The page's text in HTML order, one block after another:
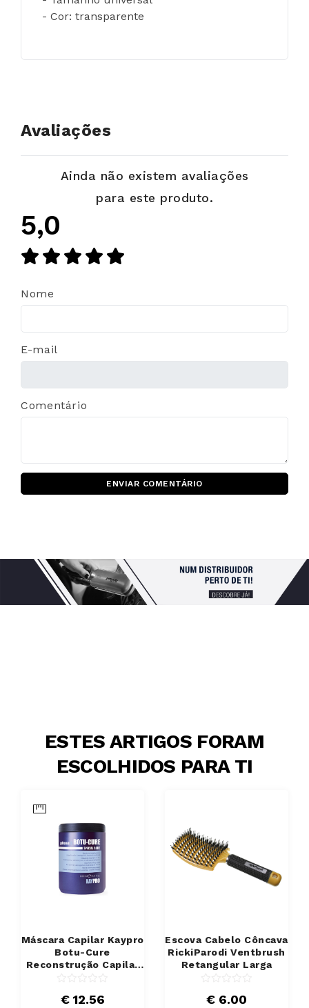
- Cor: transparente
Avaliações
Ainda não existem avaliações
para este produto.
5,0
Nome
E-mail
Comentário
ENVIAR COMENTÁRIO
ESTES ARTIGOS FORAM
ESCOLHIDOS PARA TI
Máscara Capilar Kaypro
Botu-Cure
Reconstrução Capilar
€ 12.56
Escova Cabelo Côncava
RickiParodi Ventbrush
Retangular Larga
€ 6.00